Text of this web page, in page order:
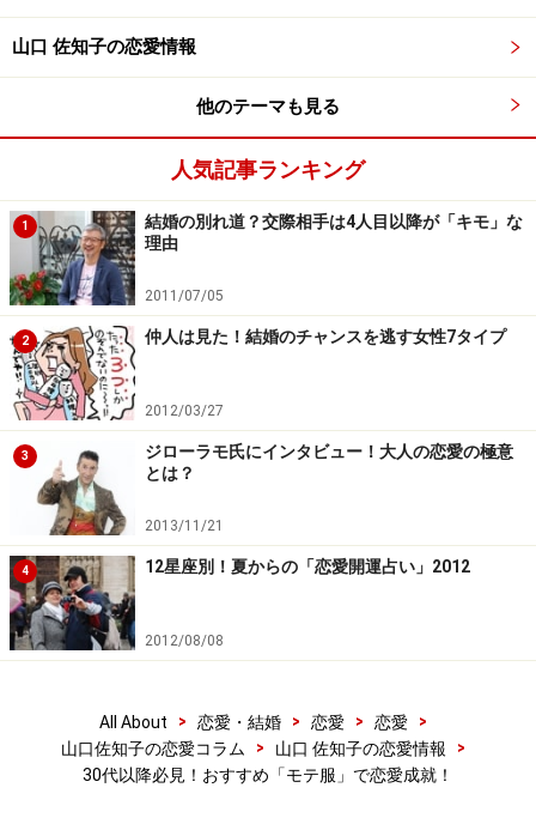
山口 佐知子の恋愛情報
他のテーマも見る
人気記事ランキング
1
結婚の別れ道？交際相手は4人目以降が「キモ」な
理由
2011/07/05
2 仲人は見た！結婚のチャンスを逃す女性7タイプ
2012/03/27
3
ジローラモ氏にインタビュー！大人の恋愛の極意
とは？
2013/11/21
4 12星座別！夏からの「恋愛開運占い」2012
2012/08/08
All About > 恋愛・結婚 > 恋愛 > 恋愛
>
山口佐知子の恋愛コラム
> 山口 佐知子の恋愛情報
>
30代以降必見！おすすめ「モテ服」で恋愛成就！